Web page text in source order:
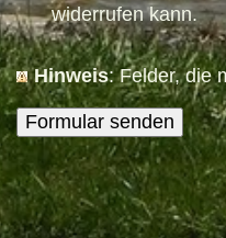
widerrufen kann.
Hinweis : Felder, die